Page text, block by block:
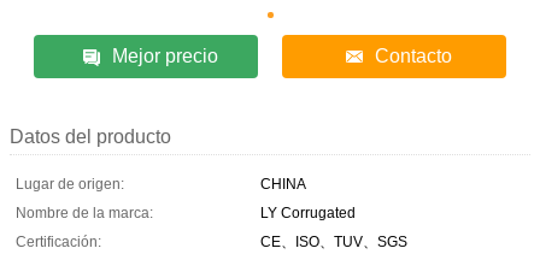
Mejor precio Contacto
Datos del producto
Lugar de origen:
CHINA
Nombre de la marca:
LY Corrugated
Certificación:
CE、ISO、TUV、SGS